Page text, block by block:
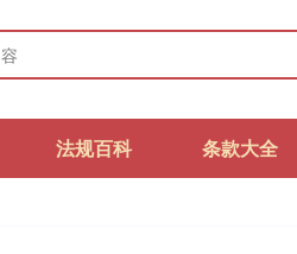
法规百科 条款大全